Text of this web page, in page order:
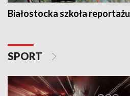
Białostocka szkoła reportażu
SPORT